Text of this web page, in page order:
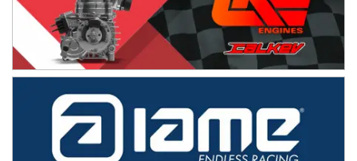
08/09-AGO
IAME SERIES ARGENTINA 6
Ramiro Tot (Asfalto)
Baradero (Buenos Aires)
KDO - F6
Ciudad de Trenque Lauquen (Asfalto)
Trenque Lauquen (Buenos Aires)
ENTRERRIANO - F6 (POSTERGADA)